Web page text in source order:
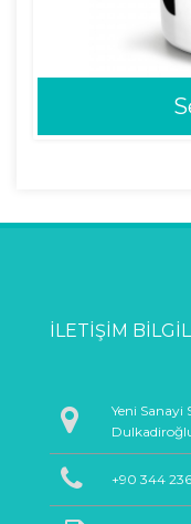
İLETIŞIM
Yeni Sanayi
+90 344